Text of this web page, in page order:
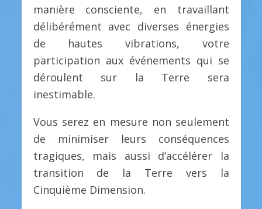
manière consciente, en travaillant
délibérément avec diverses énergies
de hautes vibrations, votre
participation aux événements qui se
déroulent sur la Terre sera
inestimable.
Vous serez en mesure non seulement
de minimiser leurs conséquences
tragiques, mais aussi d’accélérer la
transition de la Terre vers la
Cinquième Dimension.